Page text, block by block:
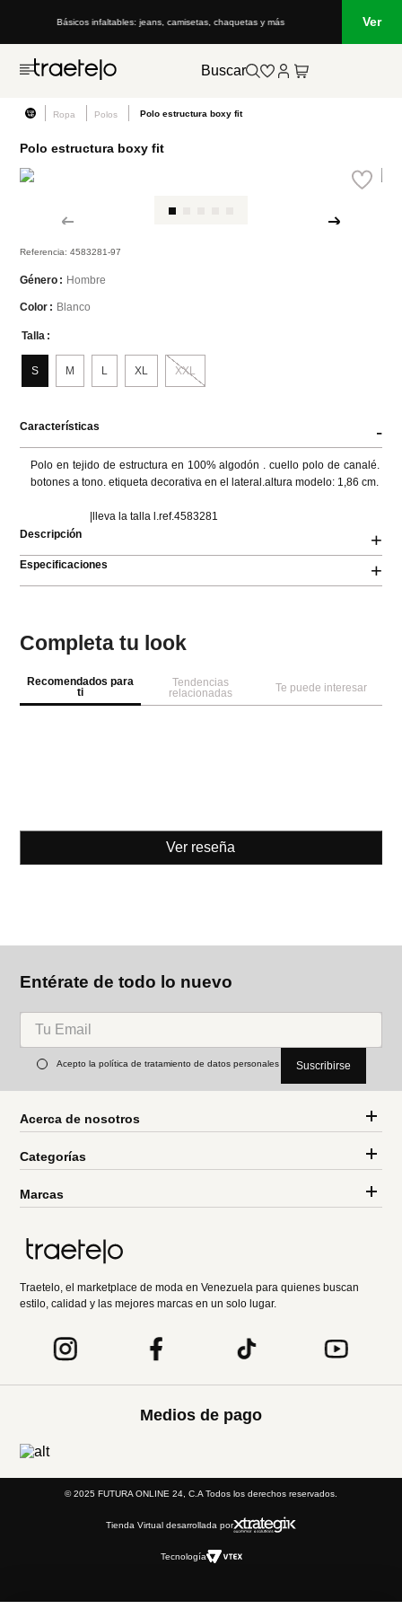
Básicos infaltables: jeans, camisetas, chaquetas y más Ver
Buscar
Ropa Polos Polo estructura boxy fit
Polo estructura boxy fit
Referencia:4583281-97
Género Hombre
Color Blanco
Talla
L
M
S XL XXL
Características -
Polo en tejido de estructura en 100% algodón . cuello polo de canalé.
botones a tono. etiqueta decorativa en el lateral.altura modelo: 1,86 cm.
                      |lleva la talla l.ref.4583281
Descripción
+
Especificaciones +
Completa tu look
Recomendados para
ti
Tendencias
relacionadas
Te puede interesar
Ver reseña
Entérate de todo lo nuevo
Acepto la política de tratamiento de datos personales Suscribirse
Acerca de nosotros
Categorías
Marcas
Traetelo, el marketplace de moda en Venezuela para quienes buscan
estilo, calidad y las mejores marcas en un solo lugar.
Medios de pago
© 2025 FUTURA ONLINE 24, C.A Todos los derechos reservados.
Tienda Virtual desarrollada por
Tecnología